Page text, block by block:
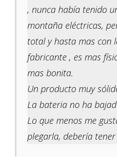
, nunca había tenido
montaña eléctricas,
total y hasta mas con
fabricante , es mas
mas bonita.
Un producto muy
La bateria no ha
Lo que menos me
plegarla, debería tener